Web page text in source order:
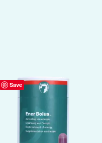
Save